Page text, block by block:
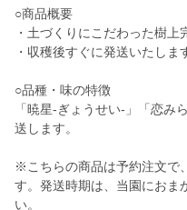
○商品概要
・土づくりにこだわった樹上
・収穫後すぐに発送いたしま
○品種・味の特徴
「暁星-ぎょうせい-」「恋み
送します。
※こちらの商品は予約注文で
す。発送時期は、当園におま
い。